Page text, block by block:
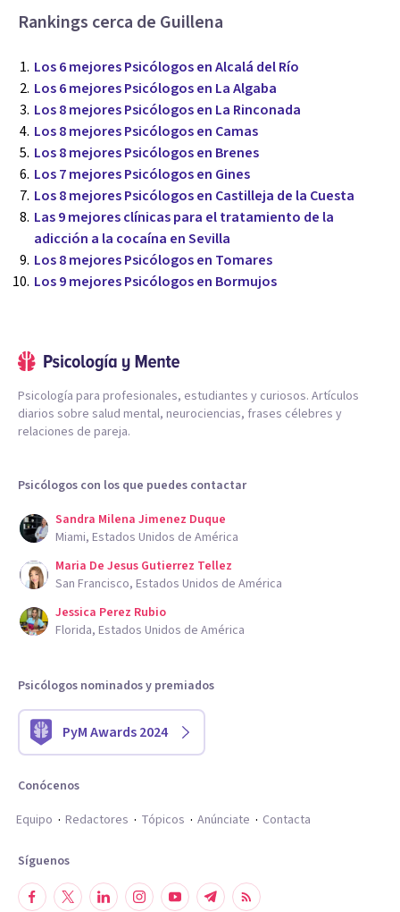
Rankings cerca de Guillena
Los 6 mejores Psicólogos en Alcalá del Río
Los 6 mejores Psicólogos en La Algaba
Los 8 mejores Psicólogos en La Rinconada
Los 8 mejores Psicólogos en Camas
Los 8 mejores Psicólogos en Brenes
Los 7 mejores Psicólogos en Gines
Los 8 mejores Psicólogos en Castilleja de la Cuesta
Las 9 mejores clínicas para el tratamiento de la
adicción a la cocaína en Sevilla
Los 8 mejores Psicólogos en Tomares
Los 9 mejores Psicólogos en Bormujos
Psicología para profesionales, estudiantes y curiosos. Artículos
diarios sobre salud mental, neurociencias, frases célebres y
relaciones de pareja.
Psicólogos con los que puedes contactar
Sandra Milena Jimenez Duque
Miami, Estados Unidos de América
Maria De Jesus Gutierrez Tellez
San Francisco, Estados Unidos de América
Jessica Perez Rubio
Florida, Estados Unidos de América
Psicólogos nominados y premiados
PyM Awards 2024
Conócenos
Equipo
Redactores Tópicos Anúnciate Contacta
Síguenos